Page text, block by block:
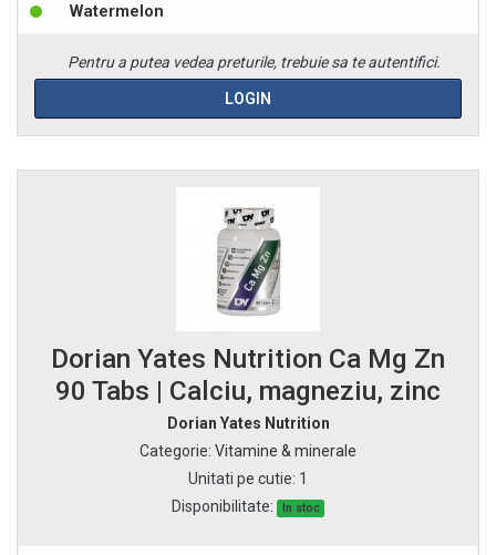
Watermelon
Pentru a putea vedea preturile, trebuie sa te autentifici.
LOGIN
Dorian Yates Nutrition Ca Mg Zn
90 Tabs | Calciu, magneziu, zinc
Dorian Yates Nutrition
Categorie: Vitamine & minerale
Unitati pe cutie: 1
Disponibilitate:
In stoc